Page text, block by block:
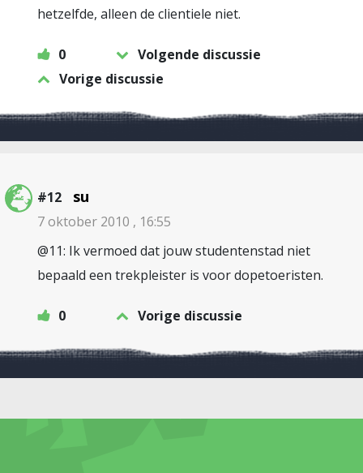
hetzelfde, alleen de clientiele niet.
0
Volgende discussie
Vorige discussie
#12 su
7 oktober 2010 , 16:55
@11: Ik vermoed dat jouw studentenstad niet
bepaald een trekpleister is voor dopetoeristen.
0 Vorige discussie